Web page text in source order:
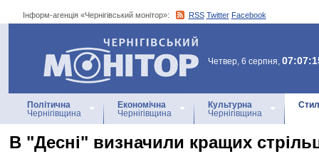
Інформ-агенція «Чернігівський монітор»: RSS Twitter Facebook
Інформ-агенція
«Чернігівський монітор»
Четвер, 6 серпня,
Політична
Чернігівщина
Економічна
Чернігівщина
Культурна
Чернігівщина
В "Десні" визначили кращих